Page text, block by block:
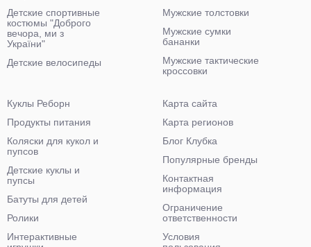
Детские спортивные
костюмы "Доброго
вечора, ми з
України"
Детские велосипеды
Мужские толстовки
Мужские сумки
бананки
Мужские тактические
кроссовки
Куклы Реборн
Продукты питания
Коляски для кукол и
пупсов
Детские куклы и
пупсы
Батуты для детей
Ролики
Интерактивные
Карта сайта
Карта регионов
Блог Клубка
Популярные бренды
Контактная
информация
Ограничение
ответственности
Условия